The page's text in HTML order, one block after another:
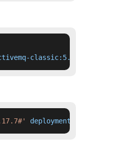
classic:5.17.7
deployment.yaml